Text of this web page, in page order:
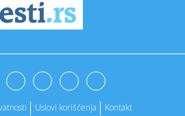
Uslovi korišćenja Kontakt